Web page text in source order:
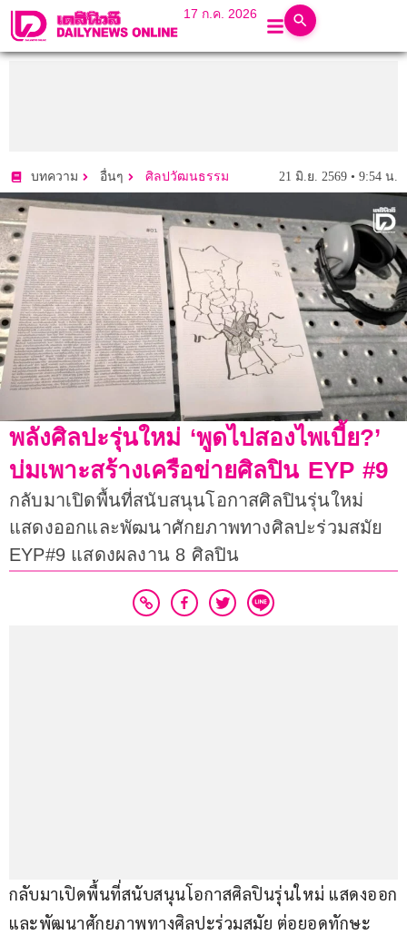
17 ก.ค. 2026
บทความ อื่นๆ ศิลปวัฒนธรรม 21 มิ.ย. 2569 • 9:54 น.
พลังศิลปะรุ่นใหม่ ‘พูดไปสองไพเบี้ย?’
บ่มเพาะสร้างเครือข่ายศิลปิน EYP #9
กลับมาเปิดพื้นที่สนับสนุนโอกาสศิลปินรุ่นใหม่
แสดงออกและพัฒนาศักยภาพทางศิลปะร่วมสมัย
EYP#9 แสดงผลงาน 8 ศิลปิน
กลับมาเปิดพื้นที่สนับสนุนโอกาสศิลปินรุ่นใหม่ แสดงออก
และพัฒนาศักยภาพทางศิลปะร่วมสมัย ต่อยอดทักษะ